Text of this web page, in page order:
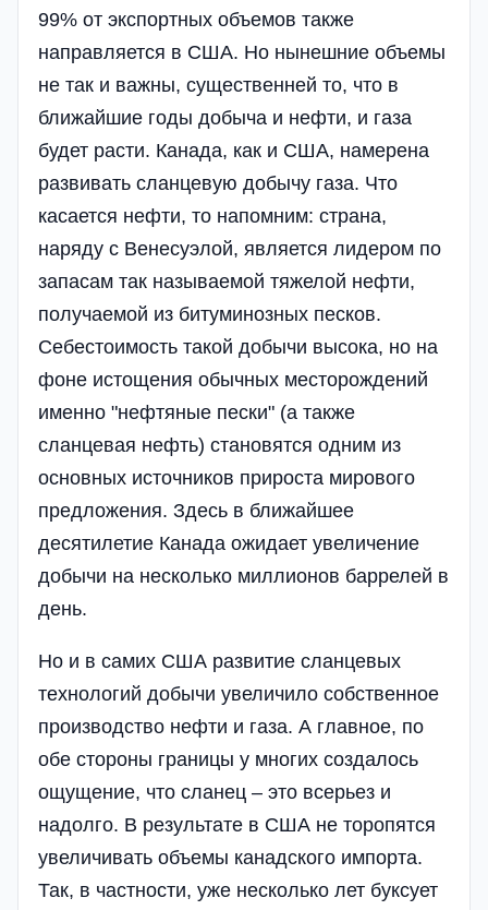
99% от экспортных объемов также
направляется в США. Но нынешние объемы
не так и важны, существенней то, что в
ближайшие годы добыча и нефти, и газа
будет расти. Канада, как и США, намерена
развивать сланцевую добычу газа. Что
касается нефти, то напомним: страна,
наряду с Венесуэлой, является лидером по
запасам так называемой тяжелой нефти,
получаемой из битуминозных песков.
Себестоимость такой добычи высока, но на
фоне истощения обычных месторождений
именно "нефтяные пески" (а также
сланцевая нефть) становятся одним из
основных источников прироста мирового
предложения. Здесь в ближайшее
десятилетие Канада ожидает увеличение
добычи на несколько миллионов баррелей в
день.
Но и в самих США развитие сланцевых
технологий добычи увеличило собственное
производство нефти и газа. А главное, по
обе стороны границы у многих создалось
ощущение, что сланец – это всерьез и
надолго. В результате в США не торопятся
увеличивать объемы канадского импорта.
Так, в частности, уже несколько лет буксует